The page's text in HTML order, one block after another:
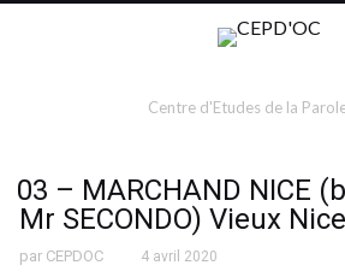
Centre d'Etudes de la
03 – MARCHAND NICE
Mr SECONDO) Vieux Nice
par CEPDOC 4 avril 2020